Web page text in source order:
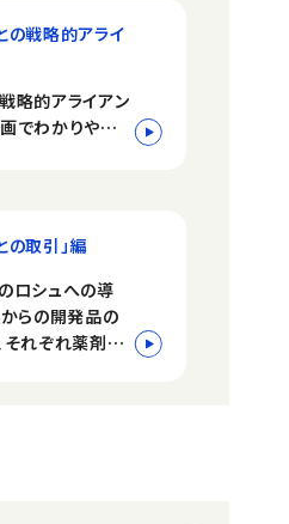
の戦略的アライ
略的アライアン
でわかりやすく
の取引」編
ロシュへの導
からの開発品の
それぞれ薬剤の